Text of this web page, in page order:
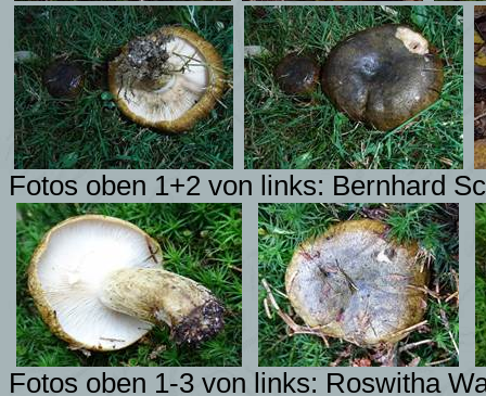
Fotos oben 1+2 von links: Bernhard
Fotos oben 1-3 von links: Roswitha